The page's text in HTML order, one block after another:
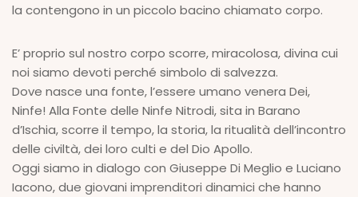
la contengono in un piccolo bacino chiamato corpo.
E’ proprio sul nostro corpo scorre, miracolosa, divina cui
noi siamo devoti perché simbolo di salvezza.
Dove nasce una fonte, l’essere umano venera Dei,
Ninfe! Alla Fonte delle Ninfe Nitrodi, sita in Barano
d’Ischia, scorre il tempo, la storia, la ritualità dell’incontro
delle civiltà, dei loro culti e del Dio Apollo.
Oggi siamo in dialogo con Giuseppe Di Meglio e Luciano
Iacono, due giovani imprenditori dinamici che hanno